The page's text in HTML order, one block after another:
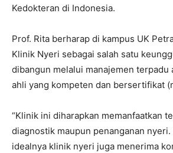
Kedokteran di Indonesia.
Prof. Rita berharap di kampus UK
Klinik Nyeri sebagai salah satu
dibangun melalui manajemen terpadu
ahli yang kompeten dan bersertifikat
“Klinik ini diharapkan memanfaatkan
diagnostik maupun penanganan
idealnya klinik nyeri juga menerima